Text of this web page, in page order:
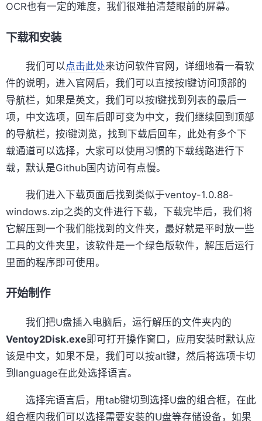
OCR也有一定的难度，我们很难拍清楚眼前的屏幕。
下载和安装
我们可以点击此处来访问软件官网，详细地看一看软
件的说明，进入官网后，我们可以直接按l键访问顶部的
导航栏，如果是英文，我们可以按I键找到列表的最后一
项，中文选项，回车后即可变为中文，我们继续回到顶部
的导航栏，按i键浏览，找到下载后回车，此处有多个下
载通道可以选择，大家可以使用习惯的下载线路进行下
载，默认是Github国内访问有点慢。
我们进入下载页面后找到类似于ventoy-1.0.88-
windows.zip之类的文件进行下载，下载完毕后，我们将
它解压到一个我们能找到的文件夹，最好就是平时放一些
工具的文件夹里，该软件是一个绿色版软件，解压后运行
里面的程序即可使用。
开始制作
我们把U盘插入电脑后，运行解压的文件夹内的
Ventoy2Disk.exe即可打开操作窗口，应用安装时默认应
该是中文，如果不是，我们可以按alt键，然后将选项卡切
到language在此处选择语言。
选择完语言后，用tab键切到选择U盘的组合框，在此
组合框内我们可以选择需要安装的U盘等存储设备，如果